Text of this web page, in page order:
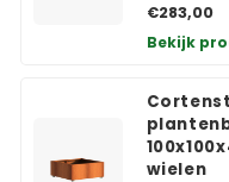
€283,00
Bekijk
wielen